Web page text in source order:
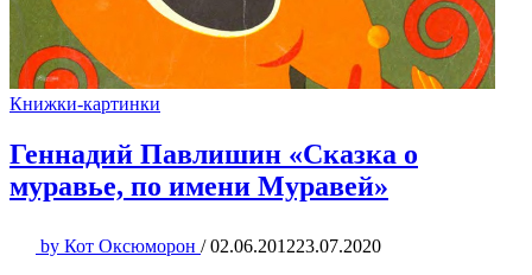
Книжки-картинки
Геннадий Павлишин «Сказка о
муравье, по имени Муравей»
by Кот Оксюморон / 02.06.201223.07.2020